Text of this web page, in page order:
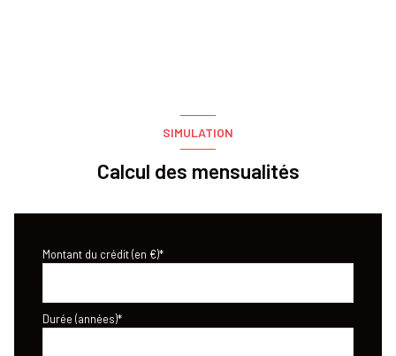
SIMULATION
Calcul des mensualités
Montant du crédit (en €)*
Durée (années)*